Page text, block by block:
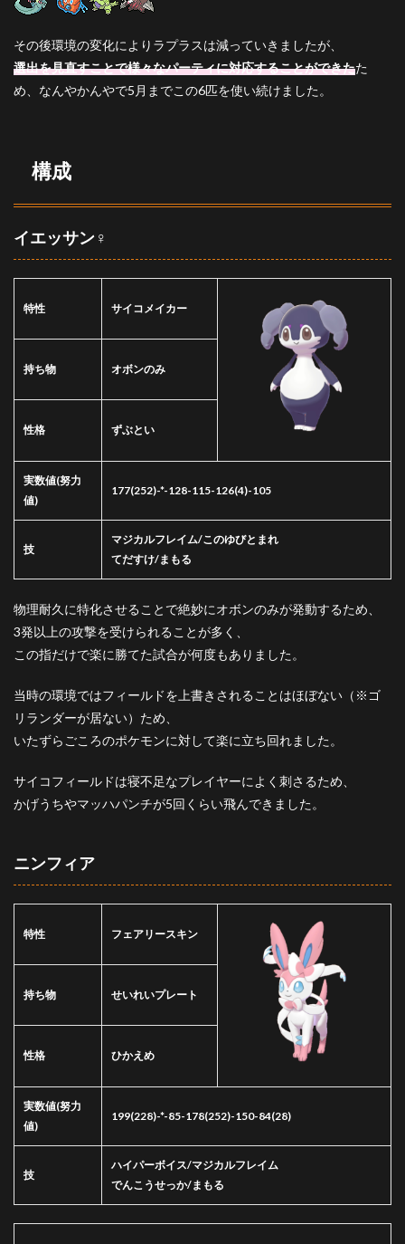
と立
り
4.1
基本
リッ
クル
対晴
れ
パ、
オ
ごに
ティ
作成
者
その後環境の変化によりラプラスは減っていきましたが、
選出を見直すことで様々なパーティに対応することができたた
め、なんやかんやで5月までこの6匹を使い続けました。
構成
イエッサン♀
特性 サイコメイカー
持ち物 オボンのみ
性格 ずぶとい
実数値(努力
値)
177(252)-*-128-115-126(4)-105
技
マジカルフレイム/このゆびとまれ
てだすけ/まもる
物理耐久に特化させることで絶妙にオボンのみが発動するため、
3発以上の攻撃を受けられることが多く、
この指だけで楽に勝てた試合が何度もありました。
当時の環境ではフィールドを上書きされることはほぼない（※ゴ
リランダーが居ない）ため、
いたずらごころのポケモンに対して楽に立ち回れました。
サイコフィールドは寝不足なプレイヤーによく刺さるため、
かげうちやマッハパンチが5回くらい飛んできました。
ニンフィア
特性 フェアリースキン
持ち物 せいれいプレート
性格 ひかえめ
実数値(努力
値)
199(228)-*-85-178(252)-150-84(28)
技
ハイパーボイス/マジカルフレイム
でんこうせっか/まもる